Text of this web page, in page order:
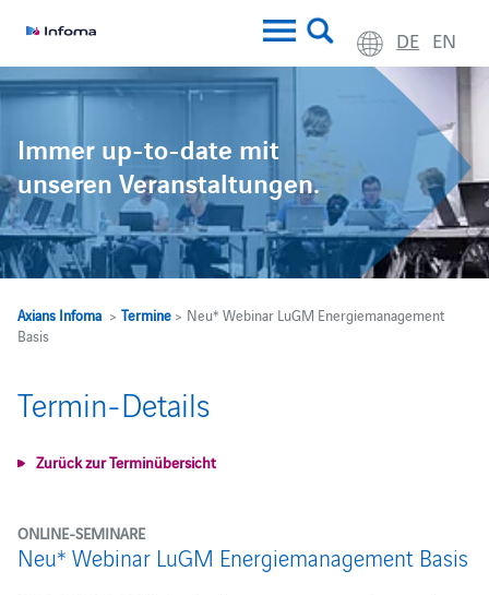
DE EN
Immer up-to-date mit
unseren Veranstaltungen.
Axians Infoma> Termine> Neu* Webinar LuGM Energiemanagement
Basis
Termin-Details
Zurück zur Terminübersicht
ONLINE-SEMINARE
Neu* Webinar LuGM Energiemanagement Basis